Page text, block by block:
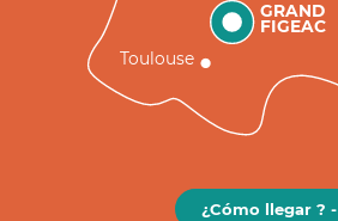
GRAND
FIGEAC
Toulouse
¿Cómo llegar ? -